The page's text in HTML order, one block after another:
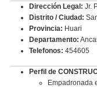
Dirección Legal: Jr.
Distrito / Ciudad:
Provincia: Huari
Departamento:
Telefonos: 454605
Perfil de
Empadronada